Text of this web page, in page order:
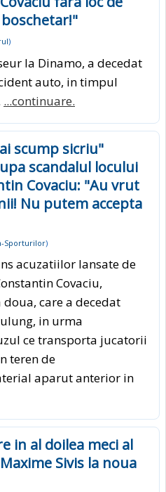
)
la Dinamo, a decedat
auto, in timpul
...continuare.
scump sicriu"
scandalul locului
Covaciu: "Au vrut
Nu putem accepta
Sporturilor)
acuzatiilor lansate de
Covaciu,
care a decedat
in urma
ce transporta jucatorii
teren de
aparut anterior in
in al doilea meci al
Sivis la noua